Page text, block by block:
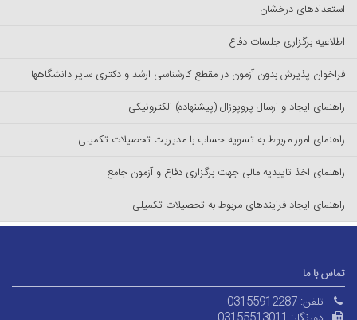
استعدادهای درخشان
اطلاعیه برگزاری جلسات دفاع
فراخوان پذیرش بدون آزمون در مقطع کارشناسی ارشد و دکتری سایر دانشگاهها
راهنمای ایجاد و ارسال پروپوزال (پیشنهاده) الکترونیکی
راهنمای امور مربوط به تسویه حساب با مدیریت تحصیلات تکمیلی
راهنمای اخذ تاییدیه مالی جهت برگزاری دفاع و آزمون جامع
راهنمای ایجاد فرایندهای مربوط به تحصیلات تکمیلی
تماس با ما
تلفن: 03155912287